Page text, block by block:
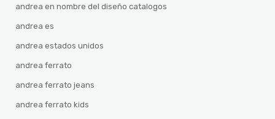
andrea en nombre del diseño catalogos
andrea es
andrea estados unidos
andrea ferrato
andrea ferrato jeans
andrea ferrato kids